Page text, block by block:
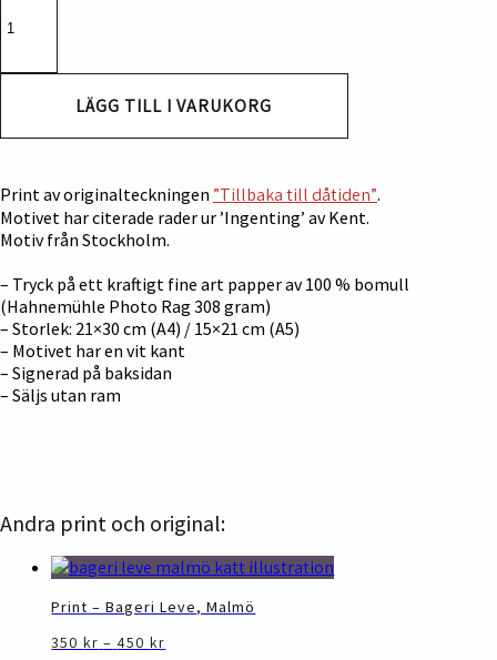
Tillbaka
dåtiden
LÄGG TILL I VARUKORG
Print av originalteckningen ”Tillbaka till dåtiden”.
Motivet har citerade rader ur ’Ingenting’ av Kent.
Motiv från Stockholm.
– Tryck på ett kraftigt fine art papper av 100 % bomull
(Hahnemühle Photo Rag 308 gram)
– Storlek: 21×30 cm (A4) / 15×21 cm (A5)
– Motivet har en vit kant
– Signerad på baksidan
– Säljs utan ram
Andra print och original:
Print – Bageri Leve, Malmö
350kr – 450kr